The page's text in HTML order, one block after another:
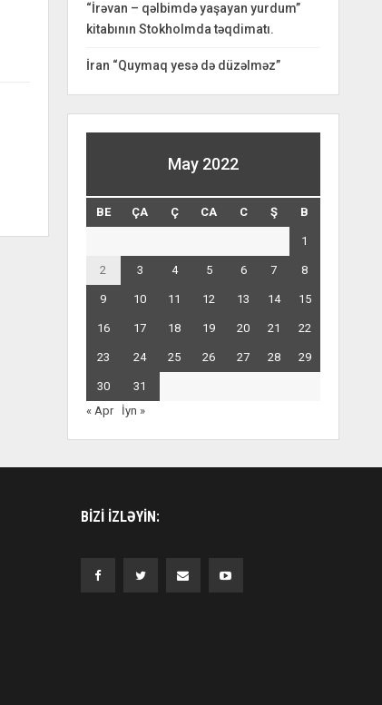
“İrəvan – qəlbimdə yaşayan yurdum”
kitabının Stokholmda təqdimatı.
İran “Quymaq yesə də düzəlməz”
May 2022
BE ÇA Ç CA C Ş B
1
2 3 4 5 6 7 8
9 10 11 12 13 14 15
16 17 18 19 20 21 22
23 24 25 26 27 28 29
30
31
« Apr
İyn »
BIZI IZLƏYIN: